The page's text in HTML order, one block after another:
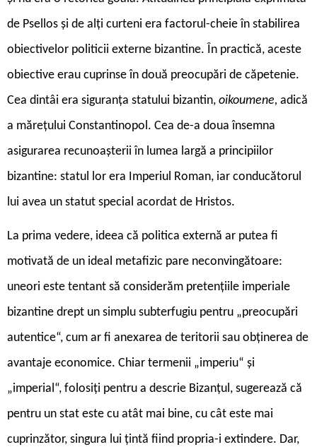
de Psellos și de alți curteni era factorul-cheie în stabilirea
obiectivelor politicii externe bizantine. În practică, aceste
obiective erau cuprinse în două preocupări de căpetenie.
Cea dintâi era siguranța statului bizantin, oikoumene, adică
a mărețului Constantinopol. Cea de-a doua însemna
asigurarea recunoașterii în lumea largă a principiilor
bizantine: statul lor era Imperiul Roman, iar conducătorul
lui avea un statut special acordat de Hristos.
La prima vedere, ideea că politica externă ar putea fi
motivată de un ideal metafizic pare neconvingătoare:
uneori este tentant să considerăm pretențiile imperiale
bizantine drept un simplu subterfugiu pentru „preocupări
autentice“, cum ar fi anexarea de teritorii sau obținerea de
avantaje economice. Chiar termenii „imperiu“ și
„imperial“, folosiți pentru a descrie Bizanțul, sugerează că
pentru un stat este cu atât mai bine, cu cât este mai
cuprinzător, singura lui țintă fiind propria-i extindere. Dar,